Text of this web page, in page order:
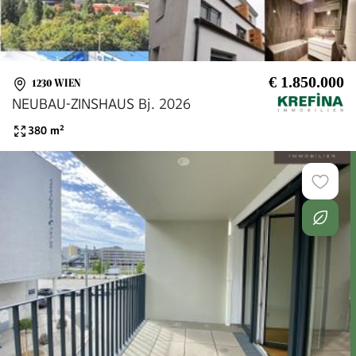
1230 WIEN € 1.850.000
NEUBAU-ZINSHAUS Bj. 2026
380 m²